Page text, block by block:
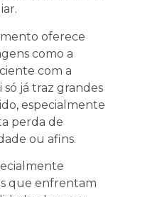
oferece
como a
com a
já traz grandes
especialmente
perda de
ou afins.
que enfrentam